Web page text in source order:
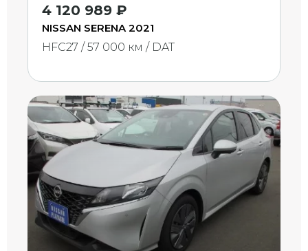
4 120 989 ₽
NISSAN SERENA 2021
HFC27 / 57 000 км / DAT